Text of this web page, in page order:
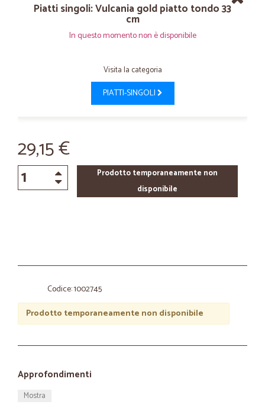
Piatti singoli: Vulcania gold piatto tondo 33
cm
In questo momento non è disponibile
Visita la categoria
PIATTI-SINGOLI
29,15 €
Prodotto temporaneamente non
disponibile
Codice: 1002745
Prodotto temporaneamente non disponibile
Approfondimenti
Mostra